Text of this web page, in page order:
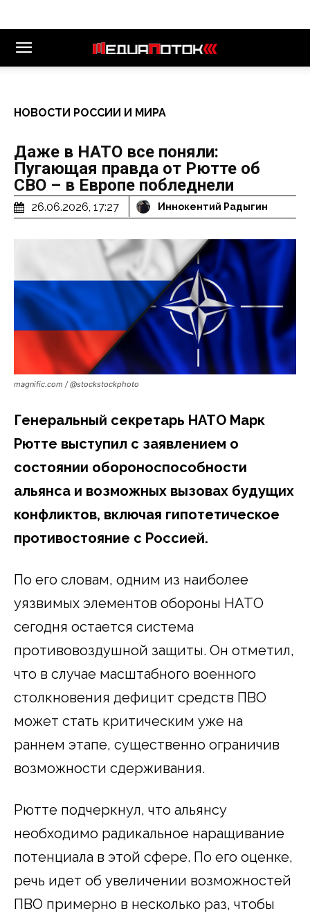
НОВОСТИ РОССИИ И МИРА
Даже в НАТО все поняли:
Пугающая правда от Рютте об
СВО – в Европе побледнели
26.06.2026, 17:27 Иннокентий Радыгин
magnific.com / @stockstockphoto
Генеральный секретарь НАТО Марк
Рютте выступил с заявлением о
состоянии обороноспособности
альянса и возможных вызовах будущих
конфликтов, включая гипотетическое
противостояние с Россией.
По его словам, одним из наиболее
уязвимых элементов обороны НАТО
сегодня остается система
противовоздушной защиты. Он отметил,
что в случае масштабного военного
столкновения дефицит средств ПВО
может стать критическим уже на
раннем этапе, существенно ограничив
возможности сдерживания.
Рютте подчеркнул, что альянсу
необходимо радикальное наращивание
потенциала в этой сфере. По его оценке,
речь идет об увеличении возможностей
ПВО примерно в несколько раз, чтобы